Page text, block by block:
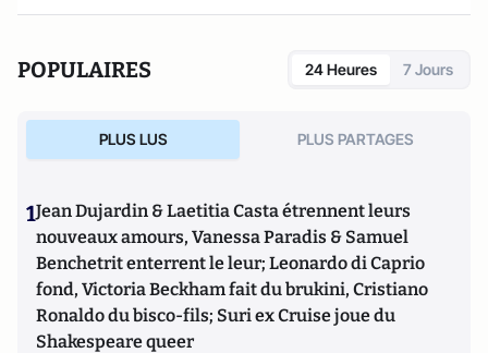
POPULAIRES 24 Heures 7 Jours
PLUS LUS PLUS PARTAGES
1Jean Dujardin & Laetitia Casta étrennent leurs
nouveaux amours, Vanessa Paradis & Samuel
Benchetrit enterrent le leur; Leonardo di Caprio
fond, Victoria Beckham fait du brukini, Cristiano
Ronaldo du bisco-fils; Suri ex Cruise joue du
Shakespeare queer